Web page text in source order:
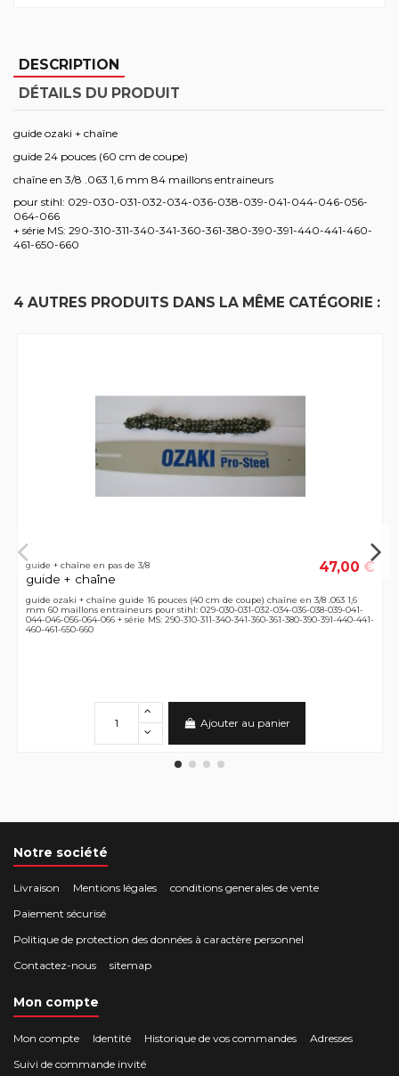
DESCRIPTION
DÉTAILS DU PRODUIT
guide ozaki + chaîne
guide 24 pouces (60 cm de coupe)
chaîne en 3/8 .063 1,6 mm 84 maillons entraineurs
pour stihl: 029-030-031-032-034-036-038-039-041-044-046-056-
064-066
+ série MS: 290-310-311-340-341-360-361-380-390-391-440-441-460-
461-650-660
4 AUTRES PRODUITS DANS LA MÊME CATÉGORIE :
guide + chaîne en pas de 3/8
guide + chaîne
47,00 €
guide ozaki + chaîne guide 16 pouces (40 cm de coupe) chaîne en 3/8 .063 1,6
mm 60 maillons entraineurs pour stihl: 029-030-031-032-034-036-038-039-041-
044-046-056-064-066 + série MS: 290-310-311-340-341-360-361-380-390-391-440-441-
460-461-650-660
Ajouter au panier
Notre société
Livraison Mentions légales
conditions generales de vente
Paiement sécurisé
Politique de protection des données à caractère personnel
Contactez-nous
sitemap
Mon compte
Mon compte Identité Historique de vos commandes
Adresses
Suivi de commande invité